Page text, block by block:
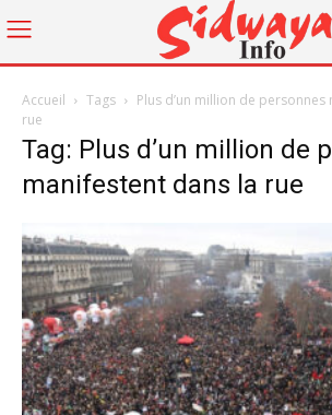
Accueil Tags
Plus d’un million de
rue
Tag: Plus d’un million de
manifestent dans la rue